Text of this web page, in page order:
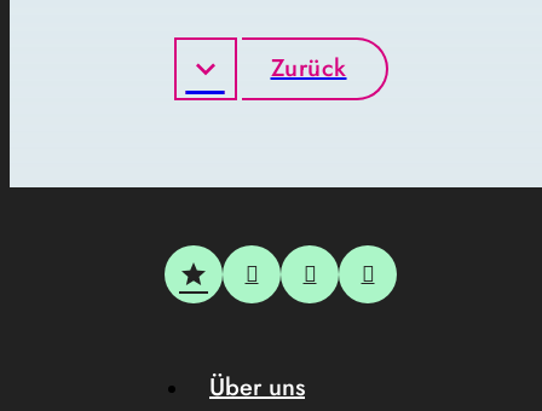
Zurück
Über uns